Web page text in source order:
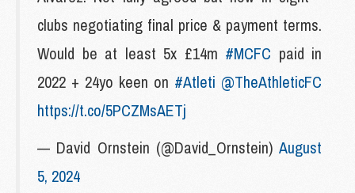
clubs negotiating final price & payment terms.
Would be at least 5x £14m #MCFC paid in
2022 + 24yo keen on #Atleti @TheAthleticFC
https://t.co/5PCZMsAETj
— David Ornstein (@David_Ornstein) August
5, 2024